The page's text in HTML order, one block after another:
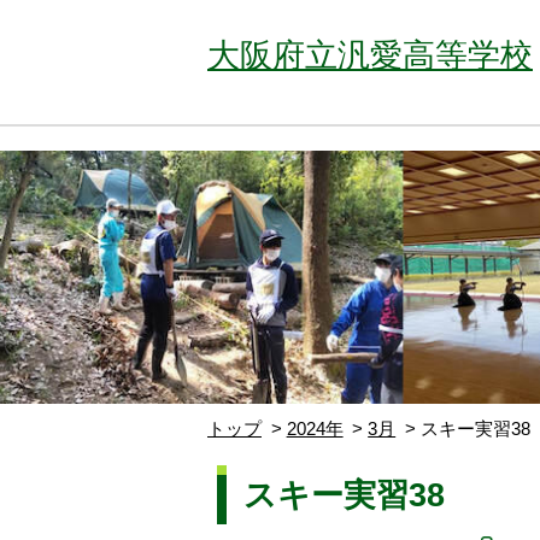
大阪府立汎愛高等学校
トップ 2024年 3月 スキー実習38
スキー実習38